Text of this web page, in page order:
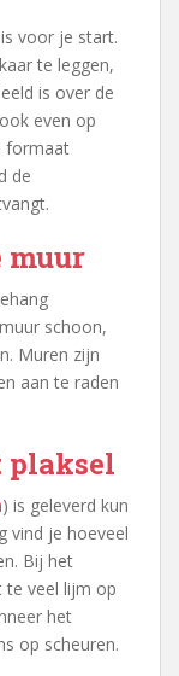
voor je start.
te leggen,
is over de
even op
formaat
de
muur
schoon,
Muren zijn
aan te raden
plaksel
) is geleverd kun
vind je hoeveel
Bij het
te veel lijm op
het
op scheuren.